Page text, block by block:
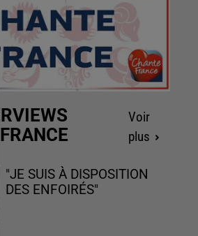
Voir
plus
"JE SUIS À DISPOSITION
DES ENFOIRÉS"